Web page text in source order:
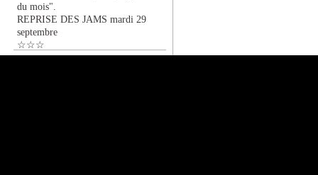
du mois".
REPRISE DES JAMS mardi 29
septembre
☆☆☆